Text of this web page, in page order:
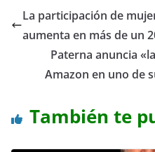
La participación de
aumenta en más de un
Paterna anuncia
Amazon en uno de
También te